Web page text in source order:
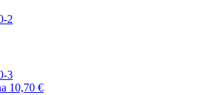
2
3
10,70 €